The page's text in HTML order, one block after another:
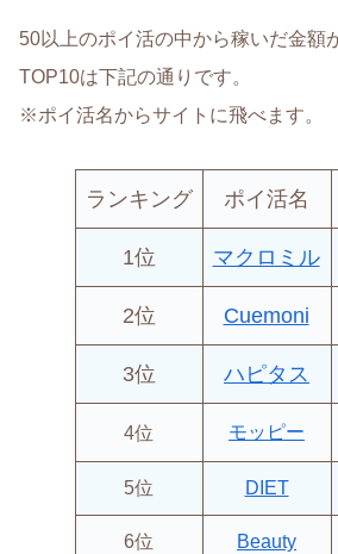
50以上のポイ活の中から稼いだ金額
TOP10は下記の通りです。
※ポイ活名からサイトに飛べます。
ランキング ポイ活名
1位 マクロミル
2位 Cuemoni
3位 ハピタス
4位 モッピー
5位 DIET
6位 Beauty